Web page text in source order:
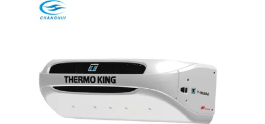
গোপনীয়তা